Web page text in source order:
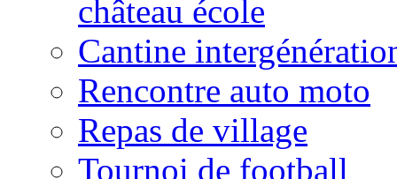
château école
Cantine
Rencontre auto moto
Repas de village
Tournoi de football